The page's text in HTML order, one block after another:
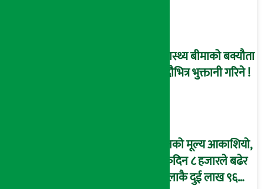
स्वास्थ्य बीमाको बक्यौता
भदौभित्र भुक्तानी गरिने !
सुनको मूल्य आकाशियो,
एकैदिन ८ हजारले बढेर
तोलाकै दुई लाख ९६